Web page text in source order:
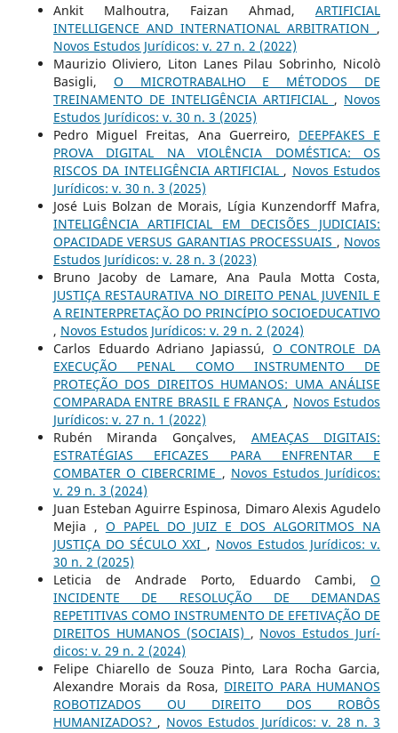
Ankit Malhoutra, Faizan Ahmad,ARTIFICIAL
INTELLIGENCE AND INTERNATIONAL ARBITRATION ,
Novos Estudos Jurí­dicos: v. 27 n. 2 (2022)
Maurizio Oliviero, Liton Lanes Pilau Sobrinho, Nicolò
Basigli, O MICROTRABALHO E MÉTODOS DE
TREINAMENTO DE INTELIGÊNCIA ARTIFICIAL , Novos
Estudos Jurí­dicos: v. 30 n. 3 (2025)
Pedro Miguel Freitas, Ana Guerreiro, DEEPFAKES E
PROVA DIGITAL NA VIOLÊNCIA DOMÉSTICA: OS
RISCOS DA INTELIGÊNCIA ARTIFICIAL , Novos Estudos
Jurí­dicos: v. 30 n. 3 (2025)
José Luis Bolzan de Morais, Lígia Kunzendorff Mafra,
INTELIGÊNCIA ARTIFICIAL EM DECISÕES JUDICIAIS:
OPACIDADE VERSUS GARANTIAS PROCESSUAIS , Novos
Estudos Jurí­dicos: v. 28 n. 3 (2023)
Bruno Jacoby de Lamare, Ana Paula Motta Costa,
JUSTIÇA RESTAURATIVA NO DIREITO PENAL JUVENIL E
A REINTERPRETAÇÃO DO PRINCÍPIO SOCIOEDUCATIVO
, Novos Estudos Jurí­dicos: v. 29 n. 2 (2024)
Carlos Eduardo Adriano Japiassú, O CONTROLE DA
EXECUÇÃO PENAL COMO INSTRUMENTO DE
PROTEÇÃO DOS DIREITOS HUMANOS: UMA ANÁLISE
COMPARADA ENTRE BRASIL E FRANÇA , Novos Estudos
Jurí­dicos: v. 27 n. 1 (2022)
Rubén Miranda Gonçalves, AMEAÇAS DIGITAIS:
ESTRATÉGIAS EFICAZES PARA ENFRENTAR E
COMBATER O CIBERCRIME , Novos Estudos Jurí­dicos:
v. 29 n. 3 (2024)
Juan Esteban Aguirre Espinosa, Dimaro Alexis Agudelo
Mejia , O PAPEL DO JUIZ E DOS ALGORITMOS NA
JUSTIÇA DO SÉCULO XXI , Novos Estudos Jurí­dicos: v.
30 n. 2 (2025)
Leticia de Andrade Porto, Eduardo Cambi,O
INCIDENTE DE RESOLUÇÃO DE DEMANDAS
REPETITIVAS COMO INSTRUMENTO DE EFETIVAÇÃO DE
DIREITOS HUMANOS (SOCIAIS) , Novos Estudos Jurí­
dicos: v. 29 n. 2 (2024)
Felipe Chiarello de Souza Pinto, Lara Rocha Garcia,
Alexandre Morais da Rosa, DIREITO PARA HUMANOS
ROBOTIZADOS OU DIREITO DOS ROBÔS
HUMANIZADOS? , Novos Estudos Jurí­dicos: v. 28 n. 3